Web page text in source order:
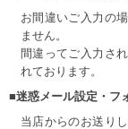
お間違いご入力の
ません。
間違ってご入力さ
れております。
■迷惑メール設定・フ
当店からのお送り